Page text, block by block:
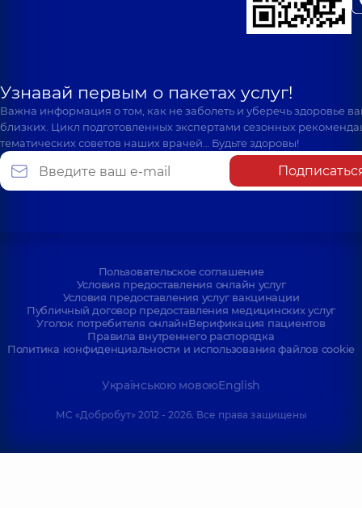
Узнавай первым о пакетах услуг!
Важна информация о том, как не заболеть и уберечь здоровье
близких. Цикл подготовленных экспертами сезонных
тематических советов наших врачей… Будьте здоровы!
Пользовательское соглашение
Условия предоставления онлайн услуг
Условия предоставления услуг вакцинации
Публичный договор предоставления медицинских услуг
Уголок потребителя онлайнВерификация пациентов
Правила внутреннего распорядка
Политика конфиденциальности и использования файлов cookie
Українською мовоюEnglish
МС «Добробут» 2012 - 2026. Все права защищены